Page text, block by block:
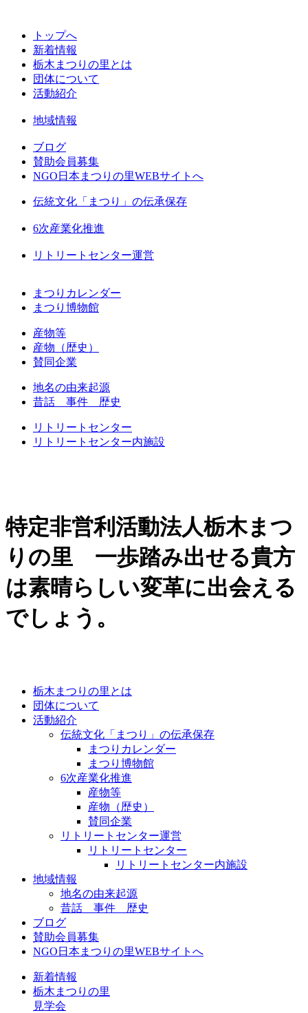
トップへ
新着情報
栃木まつりの里とは
団体について
活動紹介
地域情報
ブログ
賛助会員募集
NGO日本まつりの里WEBサイトへ
伝統文化「まつり」の伝承保存
6次産業化推進
リトリートセンター運営
まつりカレンダー
まつり博物館
産物等
産物（歴史）
賛同企業
地名の由来起源
昔話 事件 歴史
リトリートセンター
リトリートセンター内施設
特定非営利活動法人栃木まつ
りの里 一歩踏み出せる貴方
は素晴らしい変革に出会える
でしょう。
栃木まつりの里とは
団体について
活動紹介
伝統文化「まつり」の伝承保存
まつりカレンダー
まつり博物館
6次産業化推進
産物等
産物（歴史）
賛同企業
リトリートセンター運営
リトリートセンター
リトリートセンター内施設
地域情報
地名の由来起源
昔話 事件 歴史
ブログ
賛助会員募集
NGO日本まつりの里WEBサイトへ
新着情報
栃木まつりの里
見学会